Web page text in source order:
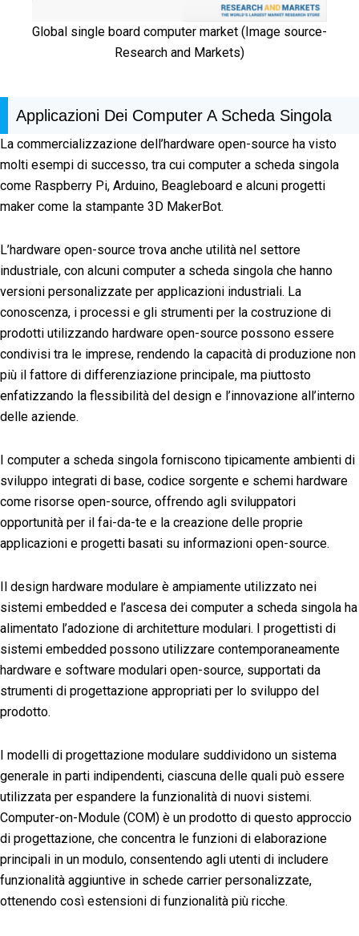
Global single board computer market (Image source-
Research and Markets)
Applicazioni Dei Computer A Scheda Singola
La commercializzazione dell’hardware open-source ha visto
molti esempi di successo, tra cui computer a scheda singola
come Raspberry Pi, Arduino, Beagleboard e alcuni progetti
maker come la stampante 3D MakerBot.
L’hardware open-source trova anche utilità nel settore
industriale, con alcuni computer a scheda singola che hanno
versioni personalizzate per applicazioni industriali. La
conoscenza, i processi e gli strumenti per la costruzione di
prodotti utilizzando hardware open-source possono essere
condivisi tra le imprese, rendendo la capacità di produzione non
più il fattore di differenziazione principale, ma piuttosto
enfatizzando la flessibilità del design e l’innovazione all’interno
delle aziende.
I computer a scheda singola forniscono tipicamente ambienti di
sviluppo integrati di base, codice sorgente e schemi hardware
come risorse open-source, offrendo agli sviluppatori
opportunità per il fai-da-te e la creazione delle proprie
applicazioni e progetti basati su informazioni open-source.
Il design hardware modulare è ampiamente utilizzato nei
sistemi embedded e l’ascesa dei computer a scheda singola ha
alimentato l’adozione di architetture modulari. I progettisti di
sistemi embedded possono utilizzare contemporaneamente
hardware e software modulari open-source, supportati da
strumenti di progettazione appropriati per lo sviluppo del
prodotto.
I modelli di progettazione modulare suddividono un sistema
generale in parti indipendenti, ciascuna delle quali può essere
utilizzata per espandere la funzionalità di nuovi sistemi.
Computer-on-Module (COM) è un prodotto di questo approccio
di progettazione, che concentra le funzioni di elaborazione
principali in un modulo, consentendo agli utenti di includere
funzionalità aggiuntive in schede carrier personalizzate,
ottenendo così estensioni di funzionalità più ricche.